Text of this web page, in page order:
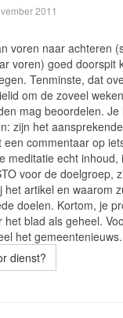
2011
voren naar achteren
voren) goed doorspit
Tenminste, dat
om de zoveel
mag beoordelen. Je
zijn het
commentaar op
meditatie echt inhoud,
voor de doelgroep,
het artikel en waarom
doelen. Kortom, je
blad als geheel.
het gemeentenieuws.
dienst?